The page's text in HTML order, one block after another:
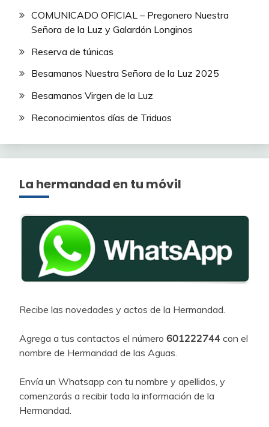
COMUNICADO OFICIAL – Pregonero Nuestra
Señora de la Luz y Galardón Longinos
Reserva de túnicas
Besamanos Nuestra Señora de la Luz 2025
Besamanos Virgen de la Luz
Reconocimientos días de Triduos
La hermandad en tu móvil
Recibe las novedades y actos de la Hermandad.
Agrega a tus contactos el número 601222744 con el
nombre de Hermandad de las Aguas.
Envía un Whatsapp con tu nombre y apellidos, y
comenzarás a recibir toda la información de la
Hermandad.